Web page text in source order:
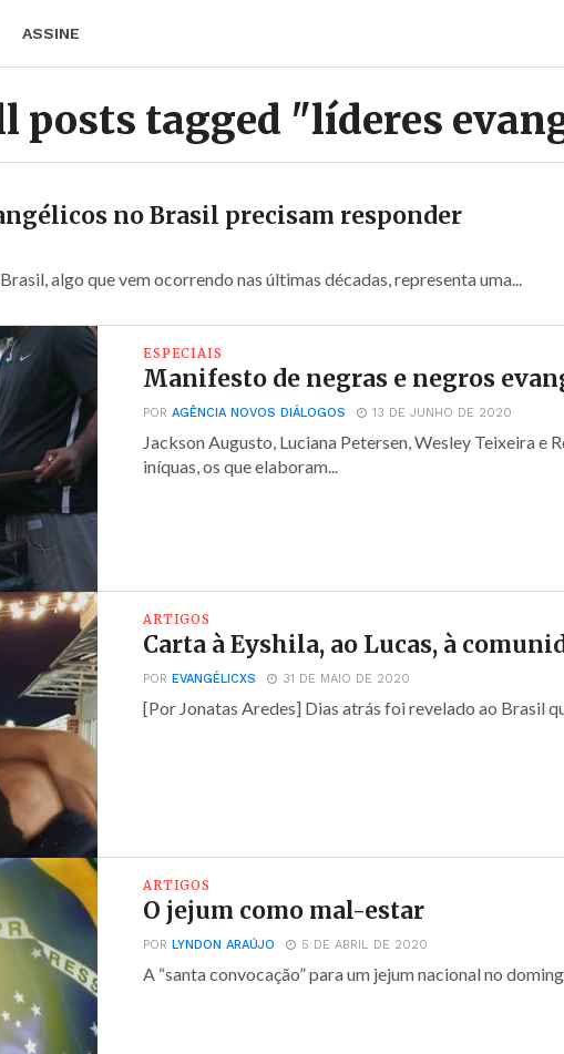
ASSINE
posts tagged "líderes
no Brasil precisam responder
algo que vem ocorrendo nas últimas décadas, representa uma...
ESPECIAIS
Manifesto de negras e negros
PORAGÊNCIA NOVOS DIÁLOGOS 13 DE JUNHO DE 2020
Jackson Augusto, Luciana Petersen, Wesley Teixeira e
iníquas, os que elaboram...
ARTIGOS
Carta à Eyshila, ao Lucas, à
POREVANGÉLICXS 31 DE MAIO DE 2020
[Por Jonatas Aredes] Dias atrás foi revelado ao Brasil
ARTIGOS
O jejum como mal-estar
PORLYNDON ARAÚJO 5 DE ABRIL DE 2020
A “santa convocação” para um jejum nacional no